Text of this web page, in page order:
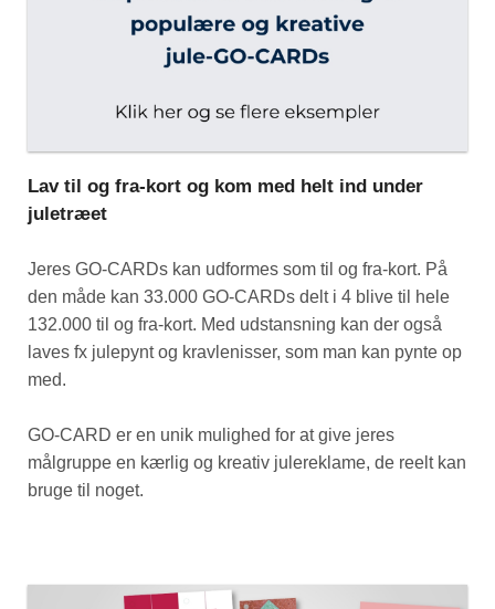
Lav til og fra-kort og kom med helt ind under
juletræet
Jeres GO-CARDs kan udformes som til og fra-kort. På
den måde kan 33.000 GO-CARDs delt i 4 blive til hele
132.000 til og fra-kort. Med udstansning kan der også
laves fx julepynt og kravlenisser, som man kan pynte op
med.
GO-CARD er en unik mulighed for at give jeres
målgruppe en kærlig og kreativ julereklame, de reelt kan
bruge til noget.